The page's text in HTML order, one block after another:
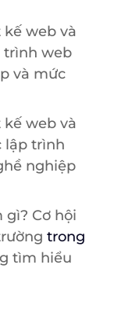
kế web và
trình web
và mức
kế web và
lập trình
nghiệp
gì? Cơ hội
trong
tìm hiểu